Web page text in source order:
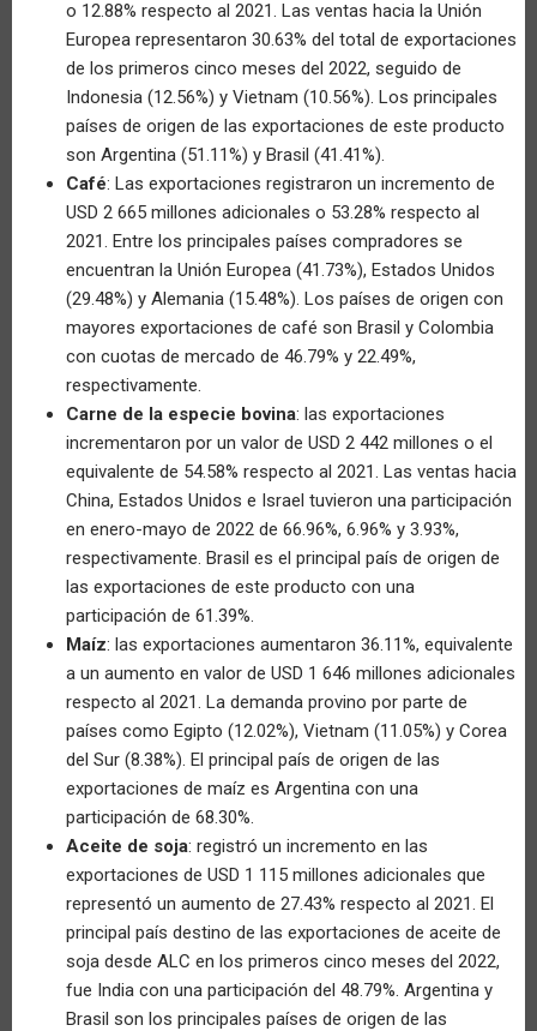
o 12.88% respecto al 2021. Las ventas hacia la Unión
Europea representaron 30.63% del total de exportaciones
de los primeros cinco meses del 2022, seguido de
Indonesia (12.56%) y Vietnam (10.56%). Los principales
países de origen de las exportaciones de este producto
son Argentina (51.11%) y Brasil (41.41%).
Café: Las exportaciones registraron un incremento de
USD 2 665 millones adicionales o 53.28% respecto al
2021. Entre los principales países compradores se
encuentran la Unión Europea (41.73%), Estados Unidos
(29.48%) y Alemania (15.48%). Los países de origen con
mayores exportaciones de café son Brasil y Colombia
con cuotas de mercado de 46.79% y 22.49%,
respectivamente.
Carne de la especie bovina: las exportaciones
incrementaron por un valor de USD 2 442 millones o el
equivalente de 54.58% respecto al 2021. Las ventas hacia
China, Estados Unidos e Israel tuvieron una participación
en enero-mayo de 2022 de 66.96%, 6.96% y 3.93%,
respectivamente. Brasil es el principal país de origen de
las exportaciones de este producto con una
participación de 61.39%.
Maíz: las exportaciones aumentaron 36.11%, equivalente
a un aumento en valor de USD 1 646 millones adicionales
respecto al 2021. La demanda provino por parte de
países como Egipto (12.02%), Vietnam (11.05%) y Corea
del Sur (8.38%). El principal país de origen de las
exportaciones de maíz es Argentina con una
participación de 68.30%.
Aceite de soja: registró un incremento en las
exportaciones de USD 1 115 millones adicionales que
representó un aumento de 27.43% respecto al 2021. El
principal país destino de las exportaciones de aceite de
soja desde ALC en los primeros cinco meses del 2022,
fue India con una participación del 48.79%. Argentina y
Brasil son los principales países de origen de las